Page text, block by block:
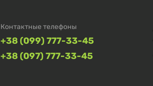
Контактные телефоны
+38 (099) 777-33-45
+38 (097) 777-33-45